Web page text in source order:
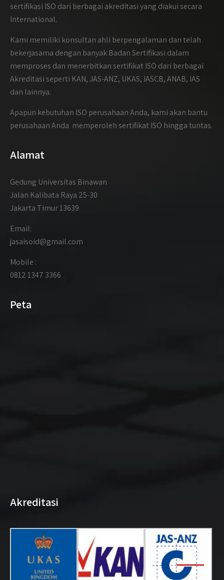
sertifikasi ISO dari berbagai akreditasi yang diakui secara
International.
Kami memiliki konsultan ahli berpengalaman dan telah
bekerjasama dengan banyak Badan Sertifikasi dalam
memproses dan menerbitkan sertifikat ISO dari berbagai
Akreditasi seperti KAN, JAS-ANZ, UKAS, IASCB, ANAB, IAS
dan lainnya.
Apapun kebutuhan ISO perusahaan Anda, kami akan bantu
perusahaan Anda memperoleh sertifikat ISO hingga tuntas.
Alamat
Gedung Universitas Binawan
Jalan Kalibata Raya 25-30
Jakarta Timur 13639
Email:
jasaisoid@gmail.com
Mobile :
0812 1347 3366
Peta
Akreditasi